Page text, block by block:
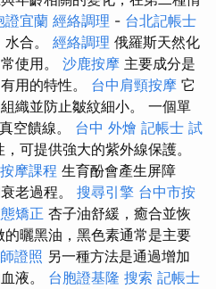
證宜蘭 經絡調理 - 台北記帳士
合。 經絡調理 俄羅斯天然化
使用。 沙鹿按摩 主要成分是
用的特性。 台中肩頸按摩 它
織並防止皺紋細小。 一個單
空饋線。 台中 外燴 記帳士 試
可提供強大的紫外線保護。
摩課程 生育酚會產生屏障
老過程。 搜尋引擎 台中市按
矯正 杏子油舒緩，癒合並恢
曬黑油，黑色素通常是主要
證照 另一種方法是通過增加
液。 台胞證基隆 搜索 記帳士